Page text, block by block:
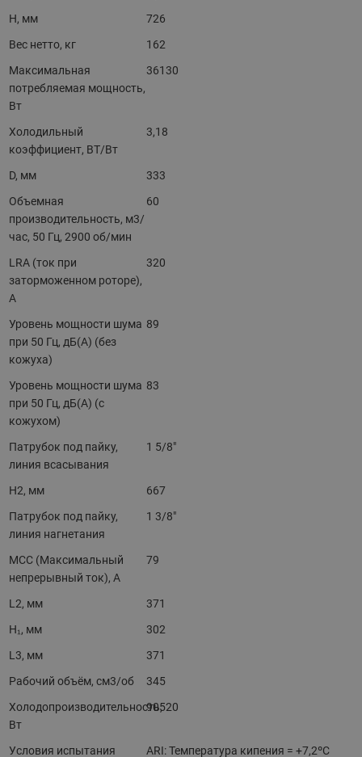
H, мм
726
Вес нетто, кг
162
Максимальная
потребляемая мощность,
Вт
36130
Холодильный
коэффициент, ВТ/Вт
3,18
D, мм
333
Объемная
производительность, м3/
час, 50 Гц, 2900 об/мин
60
LRA (ток при
заторможенном роторе),
A
320
Уровень мощности шума
при 50 Гц, дБ(А) (без
кожуха)
89
Уровень мощности шума
при 50 Гц, дБ(А) (с
кожухом)
83
Патрубок под пайку,
линия всасывания
1 5/8"
H2, мм
667
Патрубок под пайку,
линия нагнетания
1 3/8"
MCC (Максимальный
непрерывный ток), A
79
L2, мм
371
H₁, мм
302
L3, мм
371
Рабочий объём, см3/об
345
Холодопроизводительность,
Вт
90520
Условия испытания ARI: Температура кипения = +7,2ºC